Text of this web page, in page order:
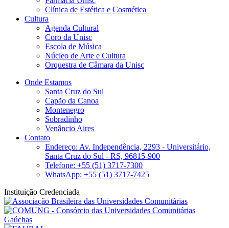
Clínica de Estética e Cosmética
Cultura
Agenda Cultural
Coro da Unisc
Escola de Música
Núcleo de Arte e Cultura
Orquestra de Câmara da Unisc
Onde Estamos
Santa Cruz do Sul
Capão da Canoa
Montenegro
Sobradinho
Venâncio Aires
Contato
Endereço: Av. Independência, 2293 - Universitário,
Santa Cruz do Sul - RS, 96815-900
Telefone: +55 (51) 3717-7300
WhatsApp: +55 (51) 3717-7425
Instituição Credenciada